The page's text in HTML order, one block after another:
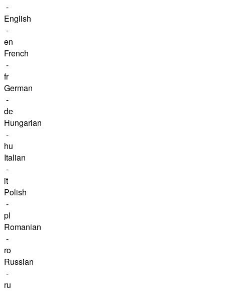
-
English
-
en
French
-
fr
German
-
de
Hungarian
-
hu
Italian
-
it
Polish
-
pl
Romanian
-
ro
Russian
-
ru